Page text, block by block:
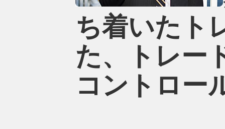
ち着いたト
た、トレー
コントロー